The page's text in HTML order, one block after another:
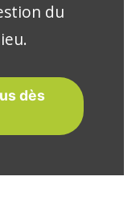
du
dès